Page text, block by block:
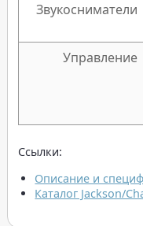
Звукосниматели
Управление
Ссылки:
Описание и
Каталог Jackson/